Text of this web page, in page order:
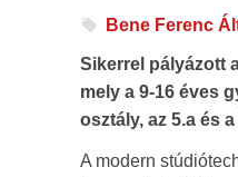
Bene Ferenc
Sikerrel pályázott
mely a 9-16 éves
osztály, az 5.a és
A modern